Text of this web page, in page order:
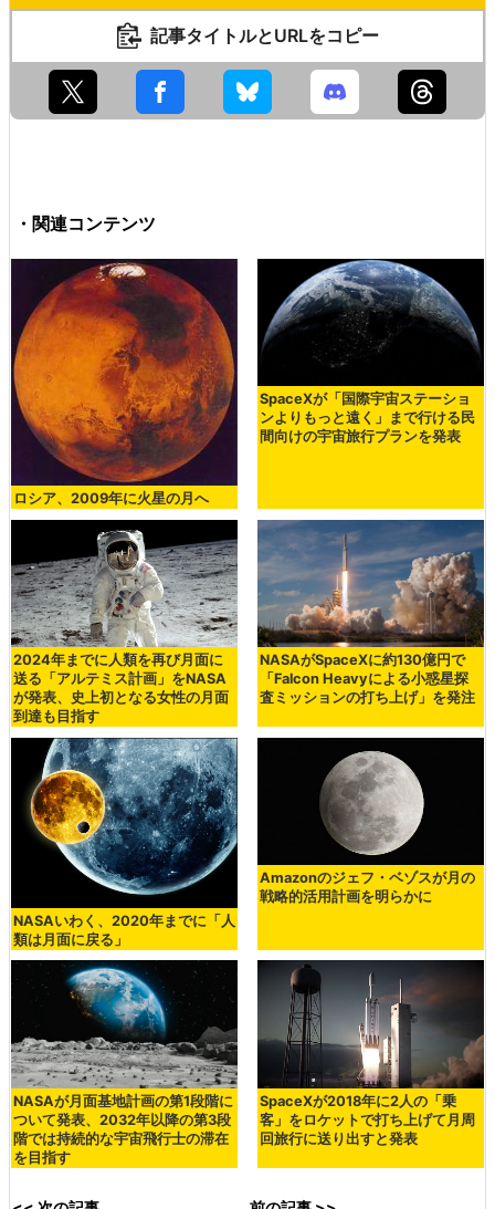
記事タイトルとURLをコピー
・関連コンテンツ
ロシア、2009年に火星の月へ
SpaceXが「国際宇宙ステーショ
ンよりもっと遠く」まで行ける民
間向けの宇宙旅行プランを発表
2024年までに人類を再び月面に
送る「アルテミス計画」をNASA
が発表、史上初となる女性の月面
到達も目指す
NASAがSpaceXに約130億円で
「Falcon Heavyによる小惑星探
査ミッションの打ち上げ」を発注
NASAいわく、2020年までに「人
類は月面に戻る」
Amazonのジェフ・ベゾスが月の
戦略的活用計画を明らかに
NASAが月面基地計画の第1段階に
ついて発表、2032年以降の第3段
階では持続的な宇宙飛行士の滞在
を目指す
SpaceXが2018年に2人の「乗
客」をロケットで打ち上げて月周
回旅行に送り出すと発表